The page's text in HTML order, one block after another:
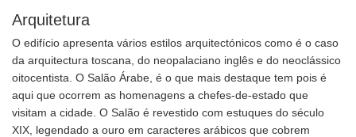
Arquitetura
O edifício apresenta vários estilos arquitectónicos como é o caso
da arquitectura toscana, do neopalaciano inglês e do neoclássico
oitocentista. O Salão Árabe, é o que mais destaque tem pois é
aqui que ocorrem as homenagens a chefes-de-estado que
visitam a cidade. O Salão é revestido com estuques do século
XIX, legendado a ouro em caracteres arábicos que cobrem